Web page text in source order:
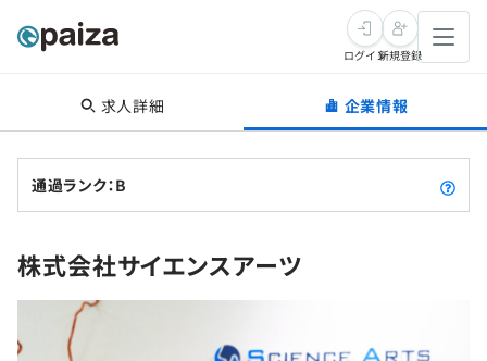
転職・キャリア
転職成功ガイド
転職エージェント
インタビュー
転職成功ガイド
新卒就活
求人検索
本選考
学習
講座一覧
スキルチェック
ログイン新規登録
求人詳細 企業情報
通過ランク：B
株式会社サイエンスアーツ